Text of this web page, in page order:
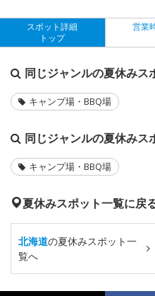
スポット詳細
トップ
営業
同じジャンルの夏休みス
キャンプ場・BBQ場
同じジャンルの夏休みス
キャンプ場・BBQ場
夏休みスポット一覧に戻
北海道の夏休みスポット一
覧へ